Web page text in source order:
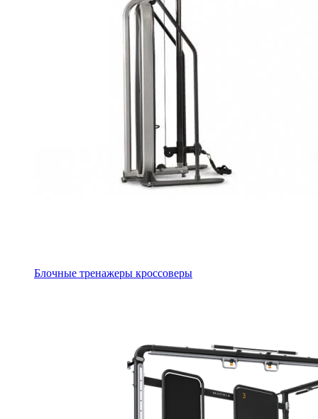
Блочные тренажеры кроссоверы